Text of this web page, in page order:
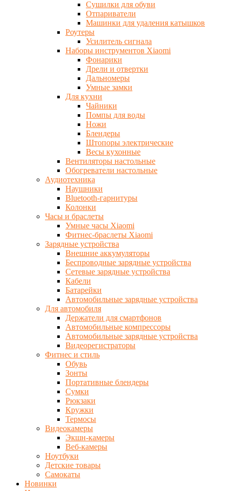
Сушилки для обуви
Отпариватели
Машинки для удаления катышков
Роутеры
Усилитель сигнала
Наборы инструментов Xiaomi
Фонарики
Дрели и отвертки
Дальномеры
Умные замки
Для кухни
Чайники
Помпы для воды
Ножи
Блендеры
Штопоры электрические
Весы кухонные
Вентиляторы настольные
Обогреватели настольные
Аудиотехника
Наушники
Bluetooth-гарнитуры
Колонки
Часы и браслеты
Умные часы Xiaomi
Фитнес-браслеты Xiaomi
Зарядные устройства
Внешние аккумуляторы
Беспроводные зарядные устройства
Сетевые зарядные устройства
Кабели
Батарейки
Автомобильные зарядные устройства
Для автомобиля
Держатели для смартфонов
Автомобильные компрессоры
Автомобильные зарядные устройства
Видеорегистраторы
Фитнес и стиль
Обувь
Зонты
Портативные блендеры
Сумки
Рюкзаки
Кружки
Термосы
Видеокамеры
Экшн-камеры
Веб-камеры
Ноутбуки
Детские товары
Самокаты
Новинки